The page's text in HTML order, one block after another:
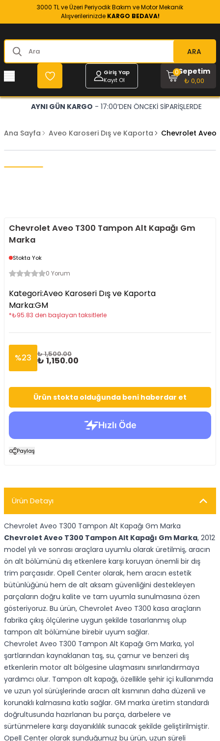
3000 TL ve Üzeri Periyodik Bakım ve Motor Mekanik
Alışverilerinizde KARGO BEDAVA!
ARA
Giriş Yap
Kayıt Ol
Sepetim
₺ 0,00
0
AYNI GÜN KARGO - 17:00’DEN ÖNCEKİ SİPARİŞLERDE
Ana Sayfa Aveo Karoseri Dış ve Kaporta Chevrolet Aveo
Chevrolet Aveo T300 Tampon Alt Kapağı Gm
Marka
Stokta Yok
0 Yorum
Kategori:Aveo Karoseri Dış ve Kaporta
Marka:GM
*₺95.83 den başlayan taksitlerle
%23 ₺ 1,500.00
₺ 1,150.00
Ürün stokta olduğunda beni haberdar et
Paylaş
Ürün Detayı
Chevrolet Aveo T300 Tampon Alt Kapağı Gm Marka
Chevrolet Aveo T300 Tampon Alt Kapağı Gm Marka, 2012
model yılı ve sonrası araçlara uyumlu olarak üretilmiş, aracın
ön alt bölümünü dış etkenlere karşı koruyan önemli bir dış
trim parçasıdır. Opell Center olarak, hem aracın estetik
bütünlüğünü hem de alt aksam güvenliğini destekleyen
parçaların doğru kalite ve tam uyumla sunulmasına özen
gösteriyoruz. Bu ürün, Chevrolet Aveo T300 kasa araçların
fabrika çıkış ölçülerine uygun şekilde tasarlanmış olup
tampon alt bölümüne birebir uyum sağlar.
Chevrolet Aveo T300 Tampon Alt Kapağı Gm Marka, yol
şartlarından kaynaklanan taş, su, çamur ve benzeri dış
etkenlerin motor alt bölgesine ulaşmasını sınırlandırmaya
yardımcı olur. Tampon alt kapağı, özellikle şehir içi kullanımda
ve uzun yol sürüşlerinde aracın alt kısmının daha düzenli ve
korunaklı kalmasına katkı sağlar. GM marka üretim standardı
doğrultusunda hazırlanan bu parça, darbelere ve
sürtünmelere karşı dayanıklılık sunacak şekilde geliştirilmiştir.
Opell Center olarak sunduğumuz bu ürün, uzun süreli